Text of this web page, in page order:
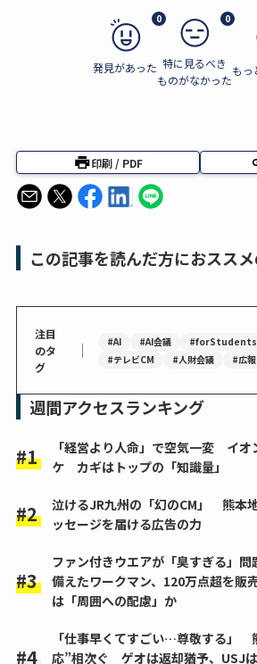
0
発見があった
0
特に見るべき
ものがなかった
もっ
印刷 / PDF
この記事を読んだ方におスス
注目
のタ
グ
｜ #AI #AI会議 #forStudents
#テレビCM
#人財会議 #広報
週間アクセスランキング
「経営より人命」で空気一変 イオ
ケ カギはトップの「知識量」
泣けるJR九州の「幻のCM」 熊本
ッセージを届ける広告の力
ファン付きウエアが「臭すぎる」
備えたワークマン、120万点超を
は「周囲への配慮」か
「仕事早くてすごい…尊敬する」
応”相次ぐ ゲオは返却猶予、USJ